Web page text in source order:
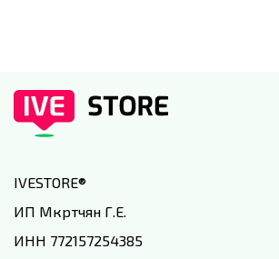
IVESTORE®
ИП Мкртчян Г.Е.
ИНН 772157254385